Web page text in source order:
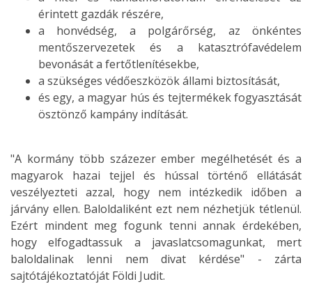
érintett gazdák részére,
a honvédség, a polgárőrség, az önkéntes
mentőszervezetek és a katasztrófavédelem
bevonását a fertőtlenítésekbe,
a szükséges védőeszközök állami biztosítását,
és egy, a magyar hús és tejtermékek fogyasztását
ösztönző kampány indítását.
"A kormány több százezer ember megélhetését és a
magyarok hazai tejjel és hússal történő ellátását
veszélyezteti azzal, hogy nem intézkedik időben a
járvány ellen. Baloldaliként ezt nem nézhetjük tétlenül.
Ezért mindent meg fogunk tenni annak érdekében,
hogy elfogadtassuk a javaslatcsomagunkat, mert
baloldalinak lenni nem divat kérdése" - zárta
sajtótájékoztatóját Földi Judit.